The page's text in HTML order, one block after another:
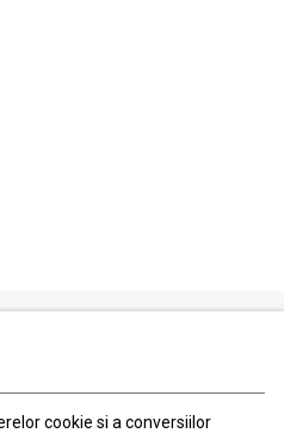
cookie si a conversiilor